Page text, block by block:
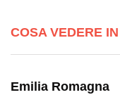
COSA VEDERE
Emilia Romagna